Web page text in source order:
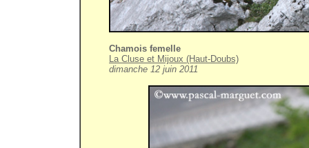
Chamois femelle
La Cluse et Mijoux (Haut-Doubs)
dimanche 12 juin 2011